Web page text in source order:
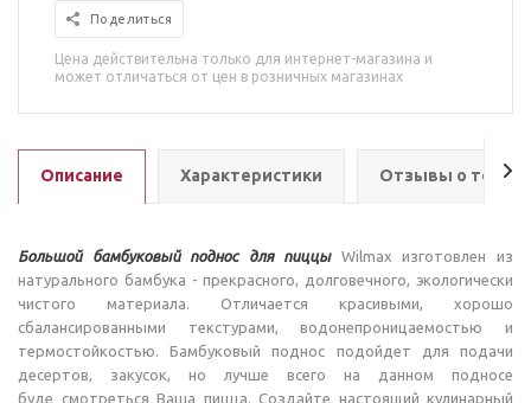
Поделиться
Цена действительна только для интернет-магазина и
может отличаться от цен в розничных магазинах
Описание Характеристики Отзывы о
Большой бамбуковый поднос для пиццы Wilmax изготовлен из
натурального бамбука - прекрасного, долговечного, экологически
чистого материала. Отличается красивыми, хорошо
сбалансированными текстурами, водонепроницаемостью и
термостойкостью. Бамбуковый поднос подойдет для подачи
десертов, закусок, но лучше всего на данном подносе
буде смотреться Ваша пицца. Создайте настоящий кулинарный